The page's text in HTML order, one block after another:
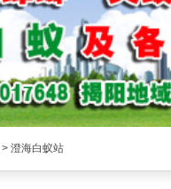
> 澄海白蚁站